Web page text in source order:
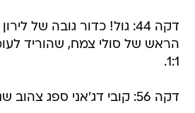
דקה 44: גול! כדור גובה של
הראש של סולי צמח, שהוריד
1:1.
דקה 56: קובי דג'אני ספג צהוב שני והורחק.